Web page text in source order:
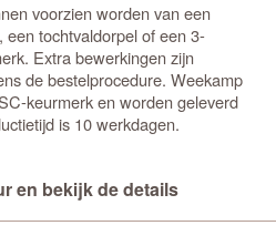
voorzien worden van een
een tochtvaldorpel of een 3-
Extra bewerkingen zijn
de bestelprocedure. Weekamp
keurmerk en worden geleverd
is 10 werkdagen.
en bekijk de details